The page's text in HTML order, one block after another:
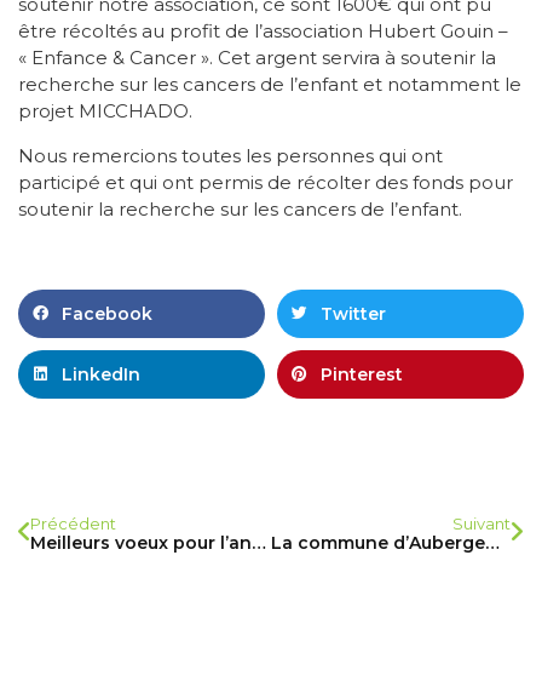
être récoltés au profit de l’association Hubert Gouin –
« Enfance & Cancer ». Cet argent servira à soutenir la
recherche sur les cancers de l’enfant et notamment le
projet MICCHADO.
Nous remercions toutes les personnes qui ont
participé et qui ont permis de récolter des fonds pour
soutenir la recherche sur les cancers de l’enfant.
Facebook Twitter
LinkedIn Pinterest
Précédent
Meilleurs voeux pour l’année 2017
Suivant
La commune d’Aubergenville solidaire pour la fête de l’hiver